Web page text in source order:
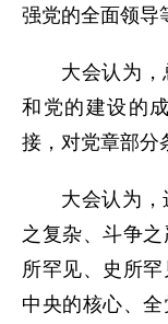
强党的全面领导
大会认为
和党的建设的
接，对党章部分
大会认为
之复杂、斗争
所罕见、史所
中央的核心、